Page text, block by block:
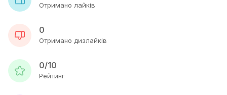
Отримано лайків
0
Отримано дизлайків
0/10
Рейтинг